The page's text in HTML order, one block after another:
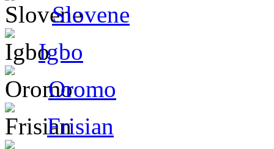
Slovene
Igbo
Oromo
Frisian